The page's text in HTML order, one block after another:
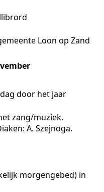
Loon op Zand
door het jaar
zang/muziek.
A. Szejnoga.
morgengebed) in